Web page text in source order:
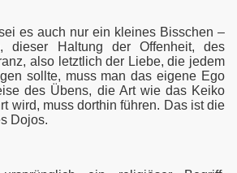
es auch nur ein kleines Bisschen –
dieser Haltung der Offenheit, des
also letztlich der Liebe, die jedem
sollte, muss man das eigene Ego
des Übens, die Art wie das Keiko
wird, muss dorthin führen. Das ist die
Dojos.